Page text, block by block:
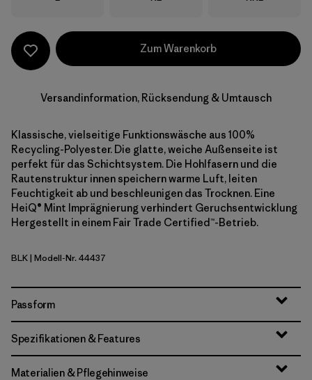
Zum Warenkorb
Versandinformation, Rücksendung & Umtausch
Klassische, vielseitige Funktionswäsche aus 100%
Recycling-Polyester. Die glatte, weiche Außenseite ist
perfekt für das Schichtsystem. Die Hohlfasern und die
Rautenstruktur innen speichern warme Luft, leiten
Feuchtigkeit ab und beschleunigen das Trocknen. Eine
HeiQ® Mint Imprägnierung verhindert Geruchsentwicklung
Hergestellt in einem Fair Trade Certified™-Betrieb.
Black
BLK| Modell-Nr. 44437
Passform
Spezifikationen & Features
Materialien & Pflegehinweise